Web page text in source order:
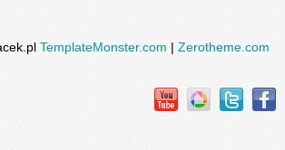
TemplateMonster.com | Zerotheme.com